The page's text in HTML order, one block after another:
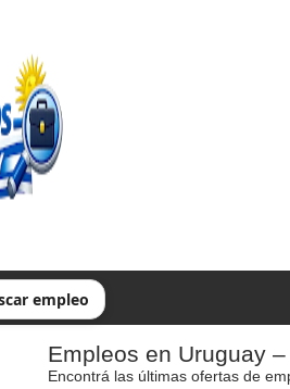
empleo
Empleos en Uruguay
Encontrá las últimas ofertas de